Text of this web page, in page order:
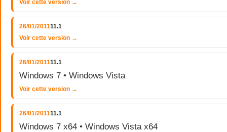
Voir cette version →
26/01/201111.1
Voir cette version →
26/01/201111.1
Windows 7 • Windows Vista
Voir cette version →
26/01/201111.1
Windows 7 x64 • Windows Vista x64